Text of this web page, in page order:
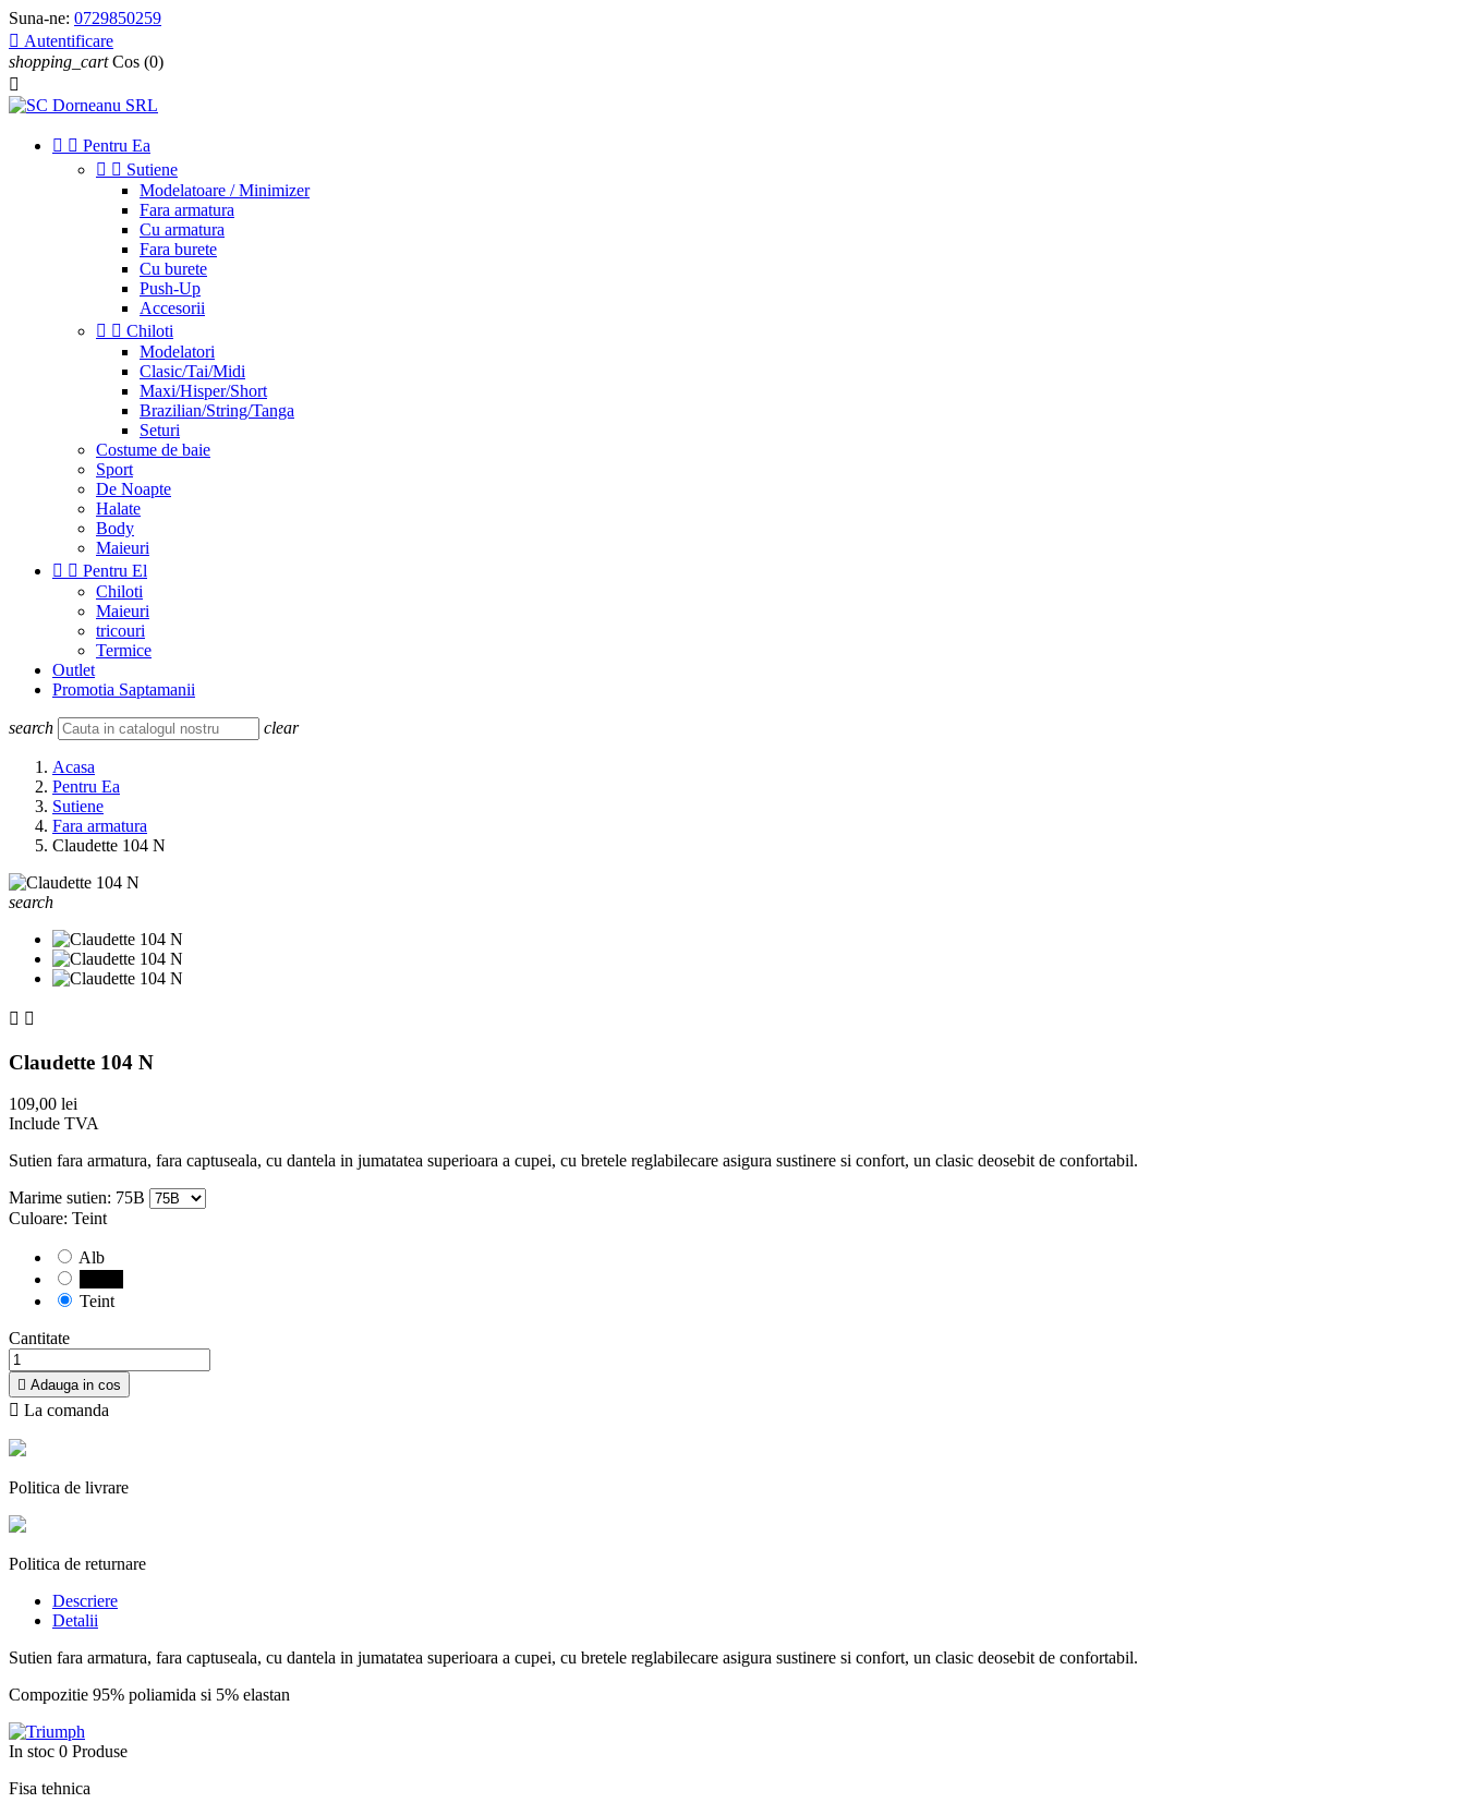
Suna-ne: 0729850259
 Autentificare
shopping_cart Cos (0)

  Pentru Ea
  Sutiene
Modelatoare / Minimizer
Fara armatura
Cu armatura
Fara burete
Cu burete
Push-Up
Accesorii
  Chiloti
Modelatori
Clasic/Tai/Midi
Maxi/Hisper/Short
Brazilian/String/Tanga
Seturi
Costume de baie
Sport
De Noapte
Halate
Body
Maieuri
  Pentru El
Chiloti
Maieuri
tricouri
Termice
Outlet
Promotia Saptamanii
search clear
Acasa
Pentru Ea
Sutiene
Fara armatura
Claudette 104 N
search
 
Claudette 104 N
109,00 lei
Include TVA
Sutien fara armatura, fara captuseala, cu dantela in jumatatea superioara a cupei, cu bretele reglabilecare asigura sustinere si confort, un clasic deosebit de confortabil.
Marime sutien: 75B
Culoare: Teint
Alb
Teint
Cantitate
 Adauga in cos
 La comanda
Politica de livrare
Politica de returnare
Descriere
Detalii
Sutien fara armatura, fara captuseala, cu dantela in jumatatea superioara a cupei, cu bretele reglabilecare asigura sustinere si confort, un clasic deosebit de confortabil.
Compozitie 95% poliamida si 5% elastan
In stoc 0 Produse
Fisa tehnica